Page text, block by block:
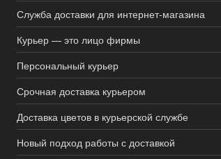
Служба доставки для интернет-магазина
Курьер — это лицо фирмы
Персональный курьер
Срочная доставка курьером
Доставка цветов в курьерской службе
Новый подход работы с доставкой